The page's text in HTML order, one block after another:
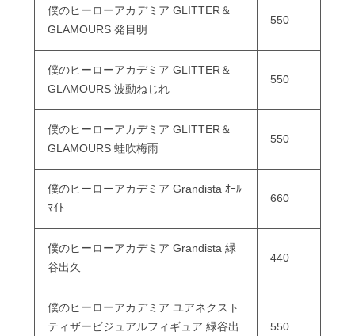
僕のヒーローアカデミア GLITTER＆
GLAMOURS 発目明
550
僕のヒーローアカデミア GLITTER＆
GLAMOURS 波動ねじれ
550
僕のヒーローアカデミア GLITTER＆
GLAMOURS 蛙吹梅雨
550
僕のヒーローアカデミア Grandista ｵｰﾙ
ﾏｲﾄ
660
僕のヒーローアカデミア Grandista 緑
谷出久
440
僕のヒーローアカデミア ユアネクスト
ティザービジュアルフィギュア 緑谷出
550